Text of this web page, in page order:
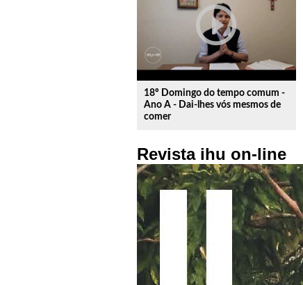
play_circle_outline
18º Domingo do tempo comum -
Ano A - Dai-lhes vós mesmos de
comer
Revista ihu on-line